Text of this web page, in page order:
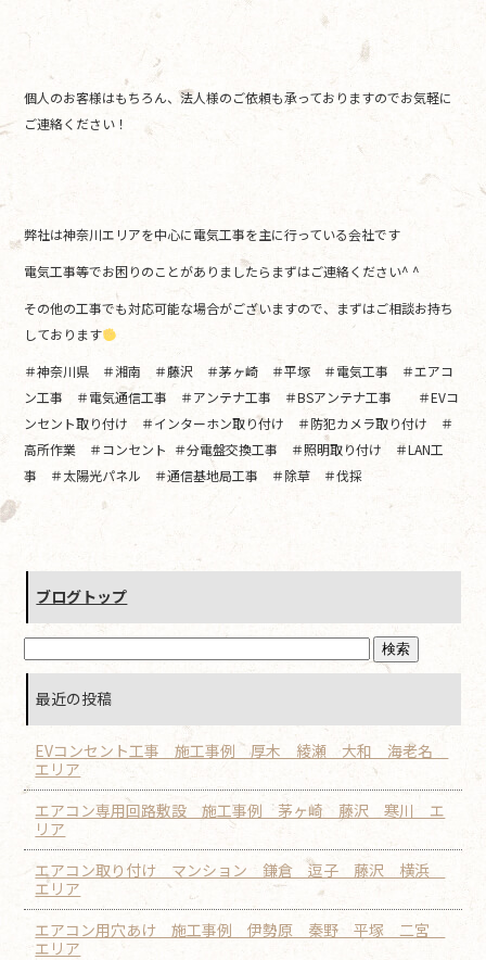
個人のお客様はもちろん、法人様のご依頼も承っておりますのでお気軽に
ご連絡ください！
弊社は神奈川エリアを中心に電気工事を主に行っている会社です
電気工事等でお困りのことがありましたらまずはご連絡ください^ ^
その他の工事でも対応可能な場合がございますので、まずはご相談お持ち
しております
＃神奈川県 ＃湘南 ＃藤沢 ＃茅ヶ崎 ＃平塚 ＃電気工事 ＃エアコ
ン工事 ＃電気通信工事 ＃アンテナ工事 ＃BSアンテナ工事 ＃EVコ
ンセント取り付け ＃インターホン取り付け ＃防犯カメラ取り付け ＃
高所作業 ＃コンセント ＃分電盤交換工事 ＃照明取り付け ＃LAN工
事 ＃太陽光パネル ＃通信基地局工事 ＃除草 ＃伐採
ブログトップ
最近の投稿
EVコンセント工事 施工事例 厚木 綾瀬 大和 海老名
エリア
エアコン専用回路敷設 施工事例 茅ヶ崎 藤沢 寒川 エ
リア
エアコン取り付け マンション 鎌倉 逗子 藤沢 横浜
エリア
エアコン用穴あけ 施工事例 伊勢原 秦野 平塚 二宮
エリア